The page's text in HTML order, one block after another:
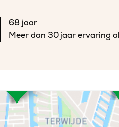
68 jaar
Meer dan 30 jaar ervaring